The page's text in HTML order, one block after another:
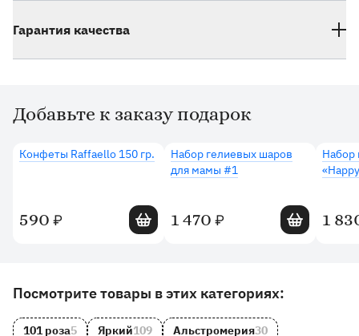
Гарантия качества
Дополнительные товары
Добавьте к заказу подарок
Конфеты Raffaello 150 гр.
590 ₽ Добавить в корзину
Набор гелиевых шаров
для мамы #1
1 470 ₽ Добавить в
Набор
1
Другие товары и категории на сайте
Посмотрите товары в этих категориях:
101 роза5 Яркий109 Альстромерия30